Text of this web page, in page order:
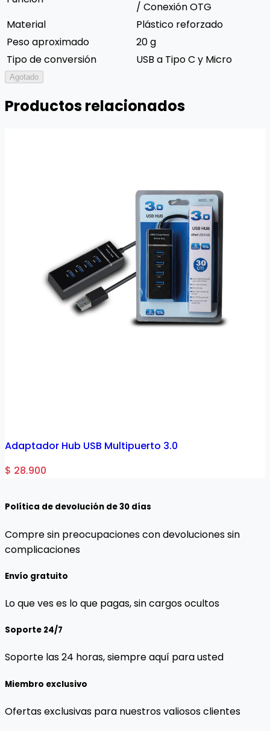
/ Conexión OTG
Material
Plástico reforzado
Peso aproximado
20 g
Tipo de conversión
USB a Tipo C y Micro
Agotado
Productos relacionados
Adaptador Hub USB Multipuerto 3.0
$ 28.900
Política de devolución de 30 días
Compre sin preocupaciones con devoluciones sin
complicaciones
Envío gratuito
Lo que ves es lo que pagas, sin cargos ocultos
Soporte 24/7
Soporte las 24 horas, siempre aquí para usted
Miembro exclusivo
Ofertas exclusivas para nuestros valiosos clientes